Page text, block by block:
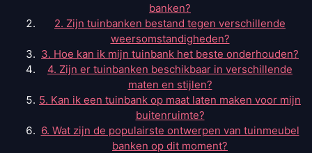
banken?
2. Zijn tuinbanken bestand tegen verschillende
weersomstandigheden?
3. Hoe kan ik mijn tuinbank het beste onderhouden?
4. Zijn er tuinbanken beschikbaar in verschillende
maten en stijlen?
5. Kan ik een tuinbank op maat laten maken voor mijn
buitenruimte?
6. Wat zijn de populairste ontwerpen van tuinmeubel
banken op dit moment?